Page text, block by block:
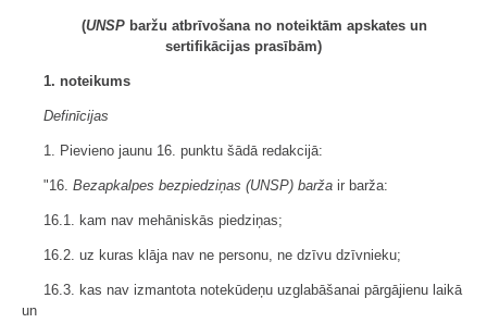
(UNSP baržu atbrīvošana no noteiktām apskates un
sertifikācijas prasībām)
1. noteikums
Definīcijas
1. Pievieno jaunu 16. punktu šādā redakcijā:
"16. Bezapkalpes bezpiedziņas (UNSP) barža ir barža:
16.1. kam nav mehāniskās piedziņas;
16.2. uz kuras klāja nav ne personu, ne dzīvu dzīvnieku;
16.3. kas nav izmantota notekūdeņu uzglabāšanai pārgājienu laikā
un